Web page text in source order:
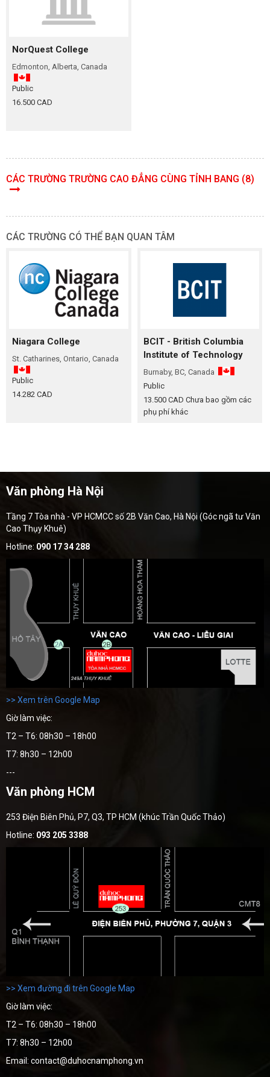
NorQuest College
Edmonton, Alberta, Canada
Public
16.500 CAD
CÁC TRƯỜNG TRƯỜNG CAO ĐẲNG CÙNG TỈNH BANG (8)
CÁC TRƯỜNG CÓ THỂ BẠN QUAN TÂM
Niagara College
St. Catharines, Ontario, Canada
Public
14.282 CAD
BCIT - British Columbia
Institute of Technology
Burnaby, BC, Canada
Public
13.500 CAD Chưa bao gồm các
phụ phí khác
Văn phòng Hà Nội
Tầng 7 Tòa nhà - VP HCMCC số 2B Văn Cao, Hà Nội (Góc ngã tư Văn
Cao Thụy Khuê)
Hotline: 090 17 34 288
>> Xem trên Google Map
Giờ làm việc:
T2 – T6: 08h30 – 18h00
T7: 8h30 – 12h00
---
Văn phòng HCM
253 Điện Biên Phủ, P7, Q3, TP HCM (khúc Trần Quốc Thảo)
Hotline: 093 205 3388
>> Xem đường đi trên Google Map
Giờ làm việc:
T2 – T6: 08h30 – 18h00
T7: 8h30 – 12h00
Email: contact@duhocnamphong.vn